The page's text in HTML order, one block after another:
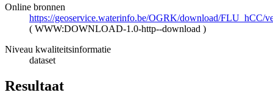
Online bronnen
https://geoservice.waterinfo.be/OGRK/download/FLU_hCC/
( WWW:DOWNLOAD-1.0-http--download )
Niveau kwaliteitsinformatie
dataset
Resultaat